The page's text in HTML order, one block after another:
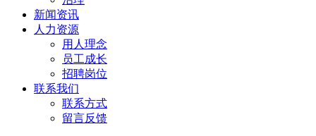
新闻资讯
人力资源
用人理念
员工成长
招聘岗位
联系我们
联系方式
留言反馈